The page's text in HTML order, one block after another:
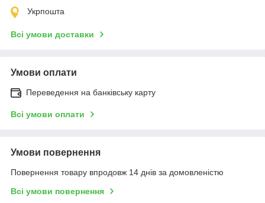
Укрпошта
Всі умови доставки
Умови оплати
Переведення на банківську карту
Всі умови оплати
Умови повернення
Повернення товару впродовж 14 днів за домовленістю
Всі умови повернення